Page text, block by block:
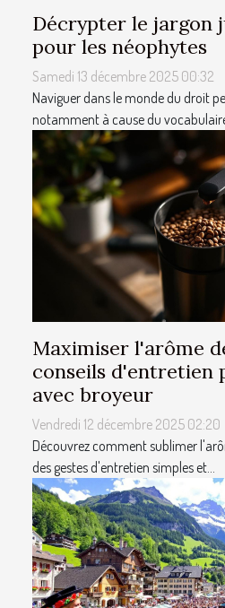
Décrypter le jargon
pour les néophytes
Samedi 13 décembre 2025 00:32
Naviguer dans le monde du droit
notamment à cause du
Maximiser l'arôme
conseils d'entretien
avec broyeur
Vendredi 12 décembre 2025 02:20
Découvrez comment sublimer
des gestes d'entretien simples et...